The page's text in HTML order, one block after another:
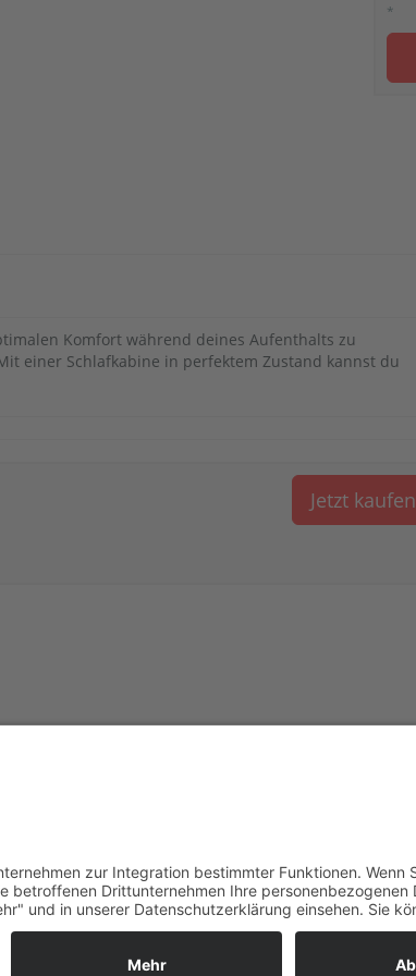
*
Komfort während deines Aufenthalts zu
einer Schlafkabine in perfektem Zustand kannst du
Jetzt kaufen